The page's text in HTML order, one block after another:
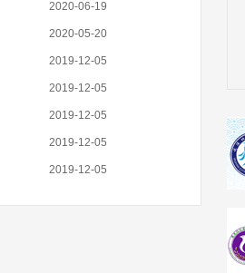
2020-06-19
2020-05-20
2019-12-05
2019-12-05
2019-12-05
2019-12-05
2019-12-05